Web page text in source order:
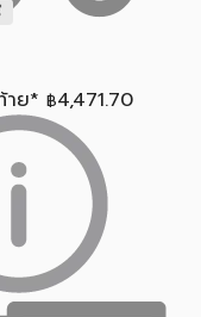
าย* ฿4,471.70